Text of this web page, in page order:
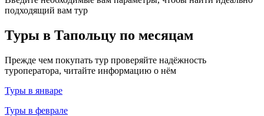
подходящий вам тур
Туры в Тапольцу по месяцам
Прежде чем покупать тур проверяйте надёжность
туроператора, читайте информацию о нём
Туры в январе
Туры в феврале